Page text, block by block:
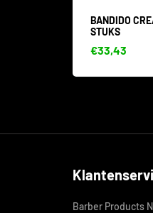
BANDIDO
STUKS
€33,43
Barber Products